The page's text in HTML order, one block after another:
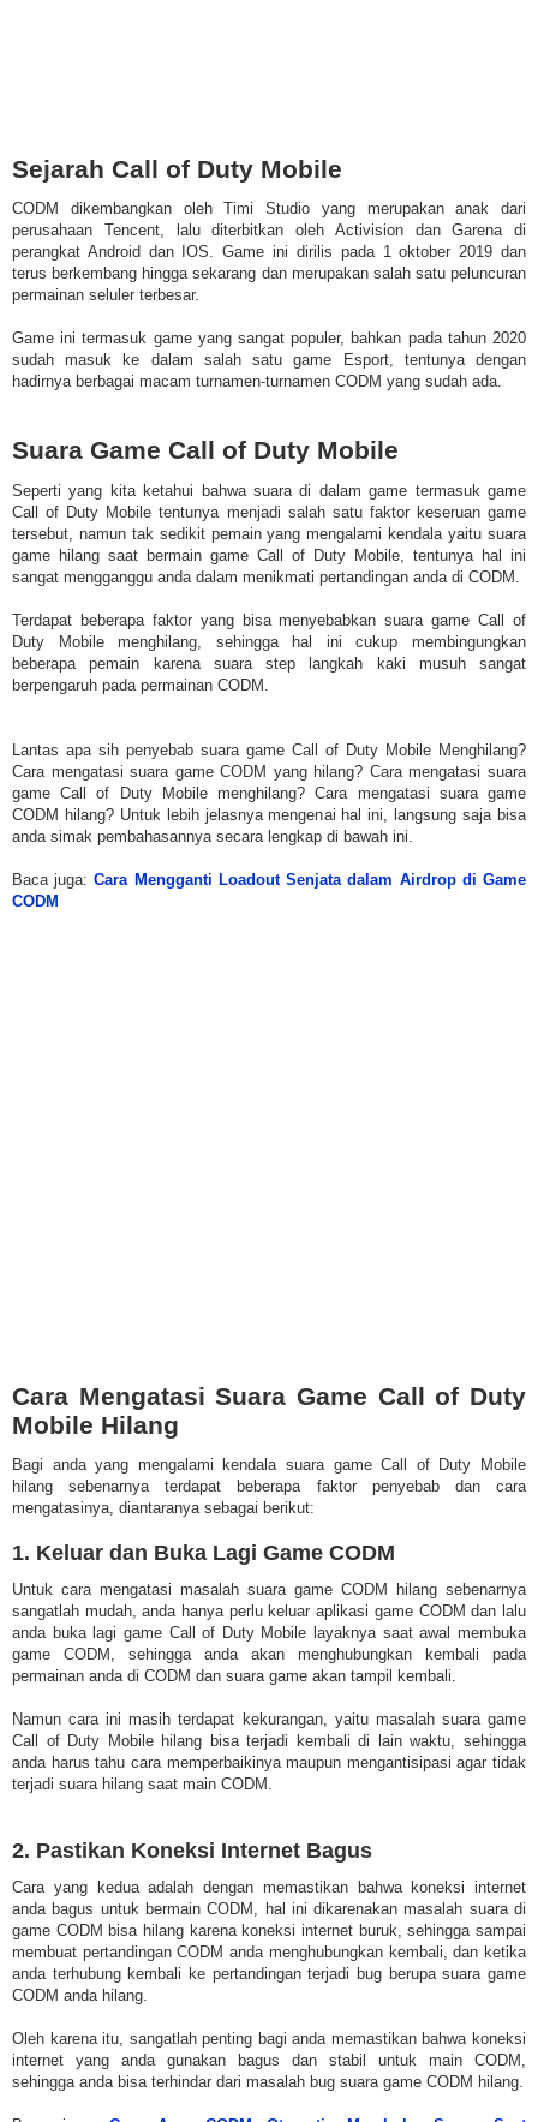
Sejarah Call of Duty Mobile
CODM dikembangkan oleh Timi Studio yang merupakan anak dari
perusahaan Tencent, lalu diterbitkan oleh Activision dan Garena di
perangkat Android dan IOS. Game ini dirilis pada 1 oktober 2019 dan
terus berkembang hingga sekarang dan merupakan salah satu peluncuran
permainan seluler terbesar.
Game ini termasuk game yang sangat populer, bahkan pada tahun 2020
sudah masuk ke dalam salah satu game Esport, tentunya dengan
hadirnya berbagai macam turnamen-turnamen CODM yang sudah ada.
Suara Game Call of Duty Mobile
Seperti yang kita ketahui bahwa suara di dalam game termasuk game
Call of Duty Mobile tentunya menjadi salah satu faktor keseruan game
tersebut, namun tak sedikit pemain yang mengalami kendala yaitu suara
game hilang saat bermain game Call of Duty Mobile, tentunya hal ini
sangat mengganggu anda dalam menikmati pertandingan anda di CODM.
Terdapat beberapa faktor yang bisa menyebabkan suara game Call of
Duty Mobile menghilang, sehingga hal ini cukup membingungkan
beberapa pemain karena suara step langkah kaki musuh sangat
berpengaruh pada permainan CODM.
Lantas apa sih penyebab suara game Call of Duty Mobile Menghilang?
Cara mengatasi suara game CODM yang hilang? Cara mengatasi suara
game Call of Duty Mobile menghilang? Cara mengatasi suara game
CODM hilang? Untuk lebih jelasnya mengenai hal ini, langsung saja bisa
anda simak pembahasannya secara lengkap di bawah ini.
Baca juga:Cara Mengganti Loadout Senjata dalam Airdrop di Game
CODM
Cara Mengatasi Suara Game Call of Duty
Mobile Hilang
Bagi anda yang mengalami kendala suara game Call of Duty Mobile
hilang sebenarnya terdapat beberapa faktor penyebab dan cara
mengatasinya, diantaranya sebagai berikut:
1. Keluar dan Buka Lagi Game CODM
Untuk cara mengatasi masalah suara game CODM hilang sebenarnya
sangatlah mudah, anda hanya perlu keluar aplikasi game CODM dan lalu
anda buka lagi game Call of Duty Mobile layaknya saat awal membuka
game CODM, sehingga anda akan menghubungkan kembali pada
permainan anda di CODM dan suara game akan tampil kembali.
Namun cara ini masih terdapat kekurangan, yaitu masalah suara game
Call of Duty Mobile hilang bisa terjadi kembali di lain waktu, sehingga
anda harus tahu cara memperbaikinya maupun mengantisipasi agar tidak
terjadi suara hilang saat main CODM.
2. Pastikan Koneksi Internet Bagus
Cara yang kedua adalah dengan memastikan bahwa koneksi internet
anda bagus untuk bermain CODM, hal ini dikarenakan masalah suara di
game CODM bisa hilang karena koneksi internet buruk, sehingga sampai
membuat pertandingan CODM anda menghubungkan kembali, dan ketika
anda terhubung kembali ke pertandingan terjadi bug berupa suara game
CODM anda hilang.
Oleh karena itu, sangatlah penting bagi anda memastikan bahwa koneksi
internet yang anda gunakan bagus dan stabil untuk main CODM,
sehingga anda bisa terhindar dari masalah bug suara game CODM hilang.